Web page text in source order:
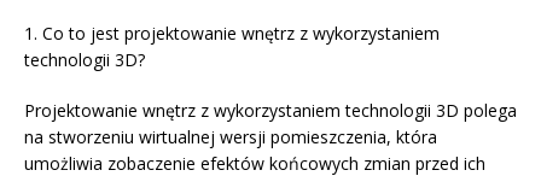
1. Co to jest projektowanie wnętrz z wykorzystaniem
technologii 3D?
Projektowanie wnętrz z wykorzystaniem technologii 3D polega
na stworzeniu wirtualnej wersji pomieszczenia, która
umożliwia zobaczenie efektów końcowych zmian przed ich